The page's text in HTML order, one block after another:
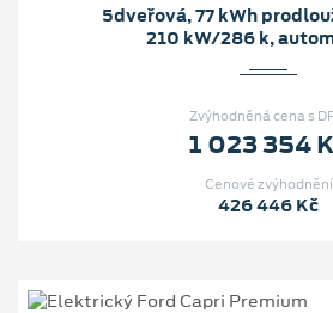
5dveřová, 77 kWh
210 kW/286 k,
Zvýhodněná cena s
1 023 354
Cenové zvýhodnění
426 446 Kč